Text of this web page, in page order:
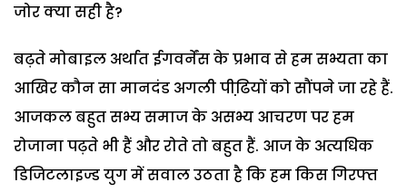
जोर क्या सही है?
बढ़ते मोबाइल अर्थात ईगवर्नेंस के प्रभाव से हम सभ्यता का
आखिर कौन सा मानदंड अगली पीढि़यों को सौंपने जा रहे हैं.
आजकल बहुत सभ्य समाज के असभ्य आचरण पर हम
रोजाना पढ़ते भी हैं और रोते तो बहुत हैं. आज के अत्यधिक
डिजिटलाइज्ड युग में सवाल उठता है कि हम किस गिरफ्त